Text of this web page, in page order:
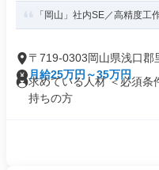
「岡山」社内SE／高精度工
〒719-0303岡山県浅口郡
月給25万円～35万円
求めている人材 ＜必須条
持ちの方